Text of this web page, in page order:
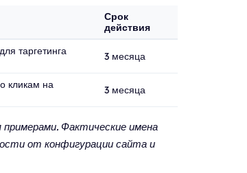
Срок
действия
таргетинга
3 месяца
кликам на
3 месяца
Фактические имена
от конфигурации сайта и